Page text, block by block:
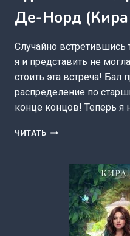
Де-Норд
Случайно
я и представить не
стоить эта встреча! Бал
распределение по
конце концов! Теперь я
ЧИТАТЬ ЕДИНСТВЕННАЯ
(КИРА
ПОЛЫНЬ)